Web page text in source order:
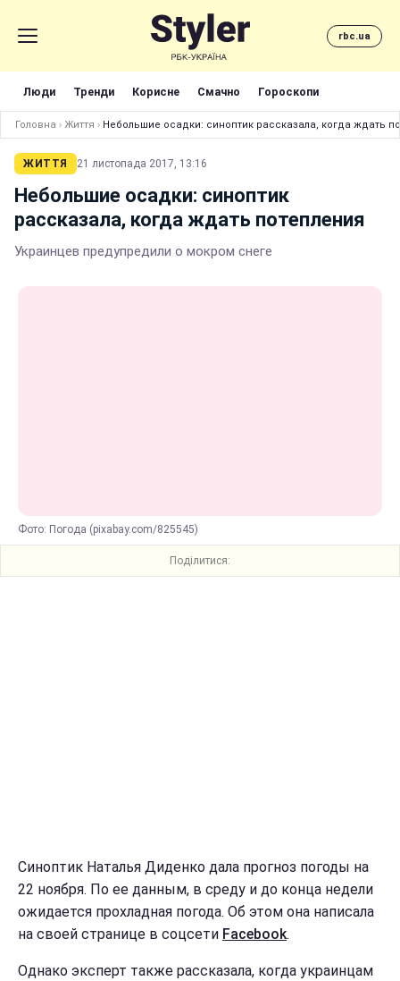
rbc.ua
Люди Тренди Корисне Смачно Гороскопи
Головна › Життя › Небольшие осадки: синоптик рассказала, когда ждать
ЖИТТЯ 21 листопада 2017, 13:16
Небольшие осадки: синоптик
рассказала, когда ждать потепления
Украинцев предупредили о мокром снеге
Фото: Погода (pixabay.com/825545)
Поділитися:
Синоптик Наталья Диденко дала прогноз погоды на
22 ноября. По ее данным, в среду и до конца недели
ожидается прохладная погода. Об этом она написала
на своей странице в соцсети Facebook.
Однако эксперт также рассказала, когда украинцам